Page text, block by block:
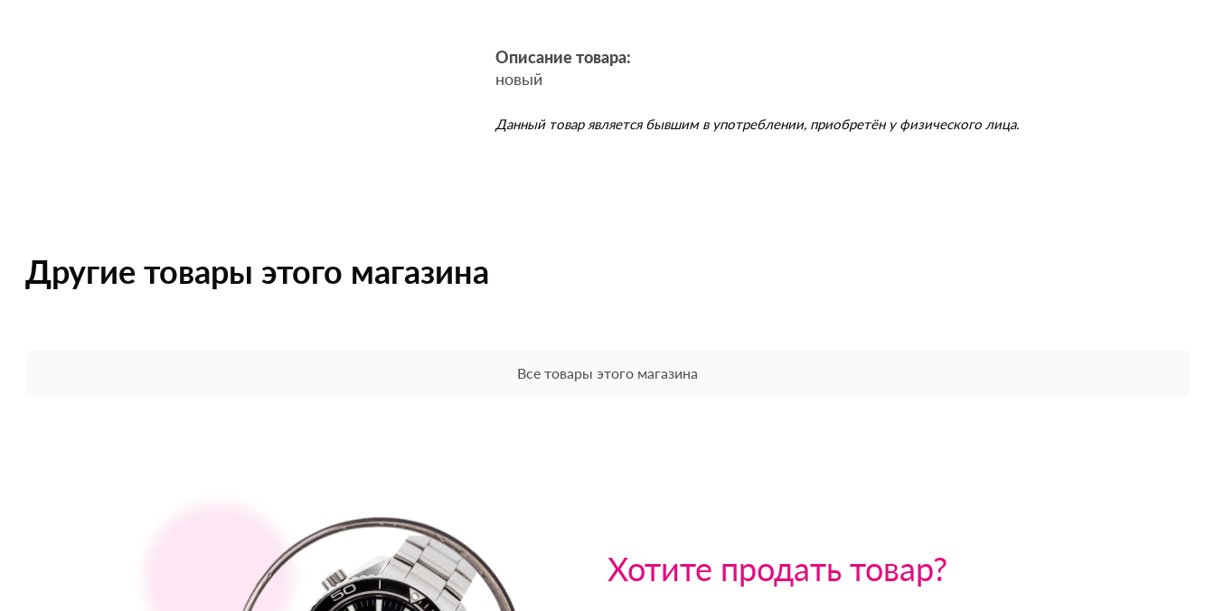
Описание товара:
новый
Данный товар является бывшим в употреблении, приобретён у физического лица.
Другие товары этого магазина
Все товары этого магазина
Хотите продать товар?